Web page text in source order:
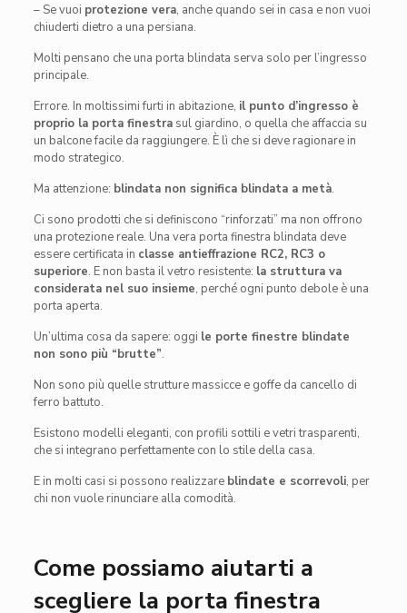
– Se vuoi protezione vera, anche quando sei in casa e non vuoi
chiuderti dietro a una persiana.
Molti pensano che una porta blindata serva solo per l’ingresso
principale.
Errore. In moltissimi furti in abitazione, il punto d’ingresso è
proprio la porta finestrasul giardino, o quella che affaccia su
un balcone facile da raggiungere. È lì che si deve ragionare in
modo strategico.
Ma attenzione: blindata non significa blindata a metà.
Ci sono prodotti che si definiscono “rinforzati” ma non offrono
una protezione reale. Una vera porta finestra blindata deve
essere certificata in classe antieffrazione RC2, RC3 o
superiore. E non basta il vetro resistente: la struttura va
considerata nel suo insieme, perché ogni punto debole è una
porta aperta.
Un’ultima cosa da sapere: oggi le porte finestre blindate
non sono più “brutte”.
Non sono più quelle strutture massicce e goffe da cancello di
ferro battuto.
Esistono modelli eleganti, con profili sottili e vetri trasparenti,
che si integrano perfettamente con lo stile della casa.
E in molti casi si possono realizzare blindate e scorrevoli, per
chi non vuole rinunciare alla comodità.
Come possiamo aiutarti a
scegliere la porta finestra